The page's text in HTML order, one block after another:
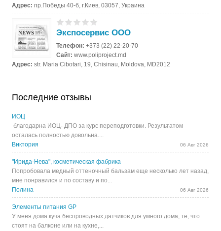
Адрес:пр.Победы 40-б, г.Киев, 03057, Украина
Экспосервис ООО
Телефон:+373 (22) 22-20-70
Сайт:www.poliproject.md
Адрес:str. Maria Cibotari, 19, Chisinau, Moldova, MD2012
Последние отзывы
ИОЦ
благодарна ИОЦ- ДПО за курс переподготовки. Результатом
осталась полностью довольна....
Виктория
06 Авг 2026
"Ирида-Нева", косметическая фабрика
Попробовала медный оттеночный бальзам еще несколько лет назад,
мне понравился и по составу и по...
Полина
06 Авг 2026
Элементы питания GP
У меня дома куча беспроводных датчиков для умного дома, те, что
стоят на балконе или на кухне,...